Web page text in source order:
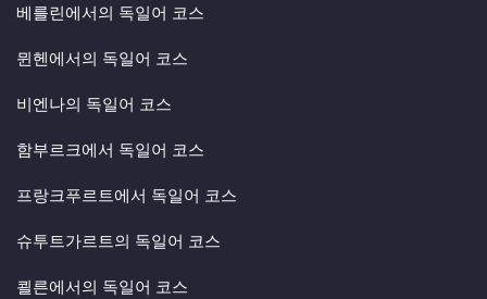
베를린에서의 독일어 코스
뮌헨에서의 독일어 코스
비엔나의 독일어 코스
함부르크에서 독일어 코스
프랑크푸르트에서 독일어 코스
슈투트가르트의 독일어 코스
쾰른에서의 독일어 코스